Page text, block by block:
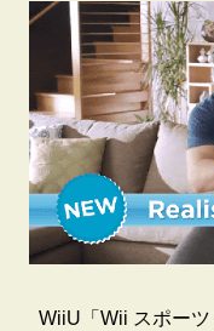
WiiU「Wii スポーツ